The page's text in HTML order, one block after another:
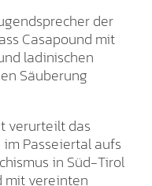
der
Casapound mit
ladinischen
Säuberung
verurteilt das
Passeiertal aufs
in Süd-Tirol
mit vereinten